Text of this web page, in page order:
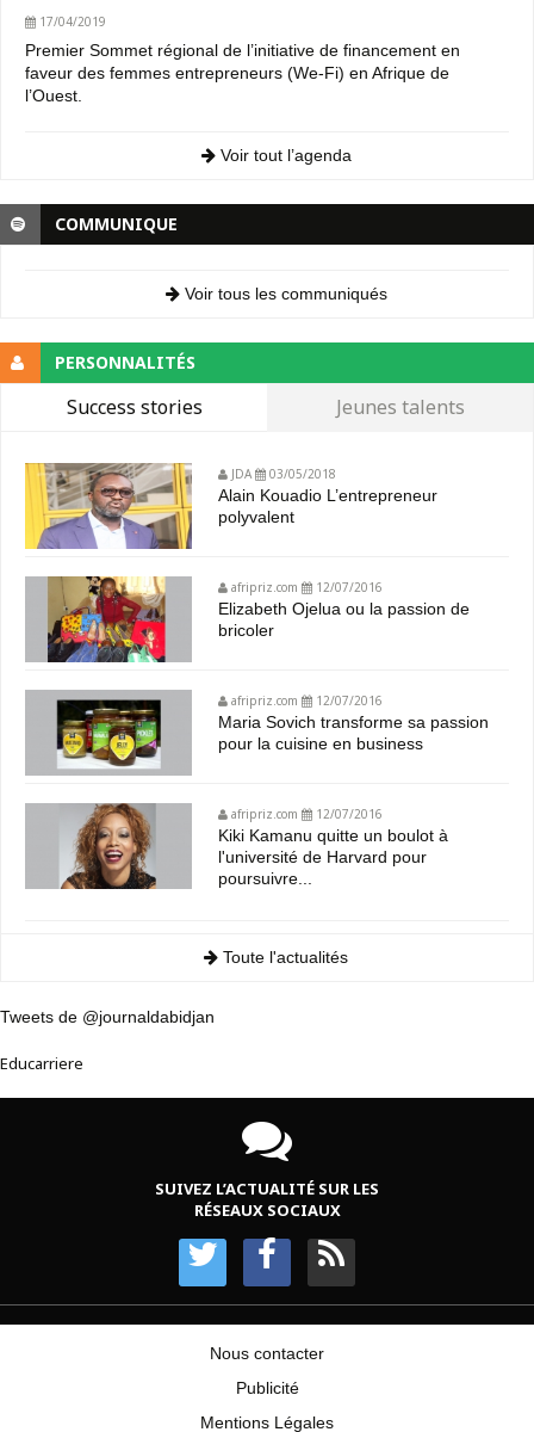
17/04/2019
Premier Sommet régional de l’initiative de financement en
faveur des femmes entrepreneurs (We-Fi) en Afrique de
l’Ouest.
Voir tout l’agenda
COMMUNIQUE
Voir tous les communiqués
PERSONNALITÉS
Success stories Jeunes talents
JDA 03/05/2018
Alain Kouadio L’entrepreneur
polyvalent
afripriz.com 12/07/2016
Elizabeth Ojelua ou la passion de
bricoler
afripriz.com 12/07/2016
Maria Sovich transforme sa passion
pour la cuisine en business
afripriz.com 12/07/2016
Kiki Kamanu quitte un boulot à
l'université de Harvard pour
poursuivre...
Toute l'actualités
Tweets de @journaldabidjan
Educarriere
SUIVEZ L’ACTUALITÉ SUR LES
RÉSEAUX SOCIAUX
Nous contacter
Publicité
Mentions Légales